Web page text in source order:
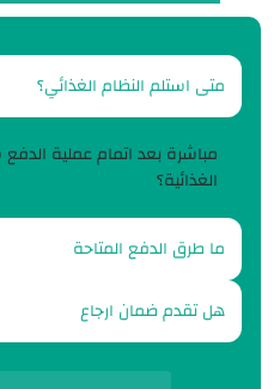
متى استلم النظام الغذائي؟
مباشرة بعد اتمام عملية
الغذائية؟
ما طرق الدفع المتاحة
هل تقدم ضمان ارجاع